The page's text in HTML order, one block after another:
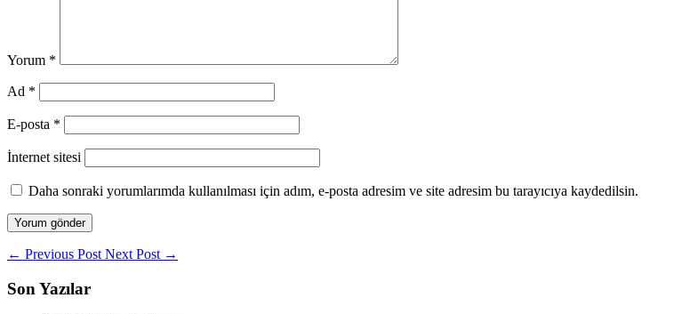
Yorum *
Ad *
E-posta *
İnternet sitesi
Daha sonraki yorumlarımda kullanılması için adım, e-posta adresim ve site adresim bu tarayıcıya kaydedilsin.
← Previous Post Next Post →
Son Yazılar